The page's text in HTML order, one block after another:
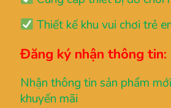
Thiết kế khu vui chơi trẻ
Đăng ký nhận thông tin:
Nhận thông tin sản phẩm
khuyến mãi